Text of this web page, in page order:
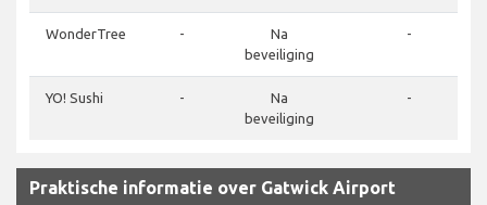
WonderTree -
Na
beveiliging
-
YO! Sushi -
Na
beveiliging
-
Praktische informatie over Gatwick Airport